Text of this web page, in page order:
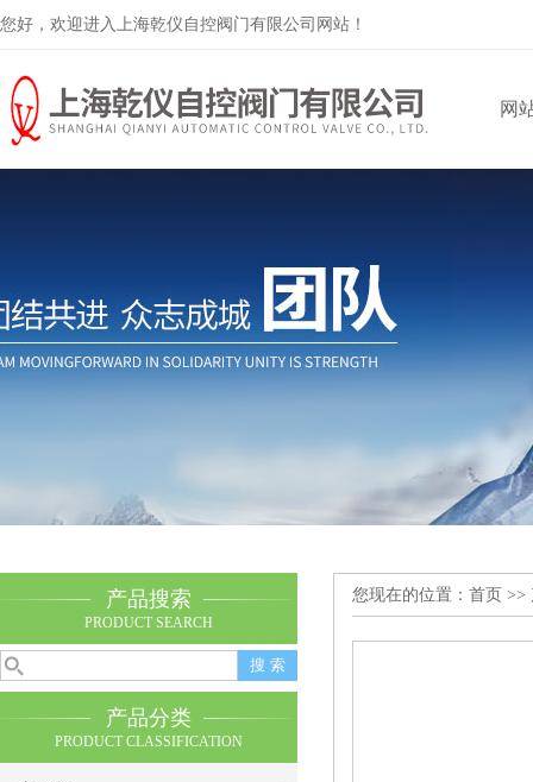
您好，欢迎进入上海乾仪自控阀门有限公司网站！
网
产品搜索
PRODUCT SEARCH
产品分类
PRODUCT CLASSIFICATION
您现在的位置： 首页 >>